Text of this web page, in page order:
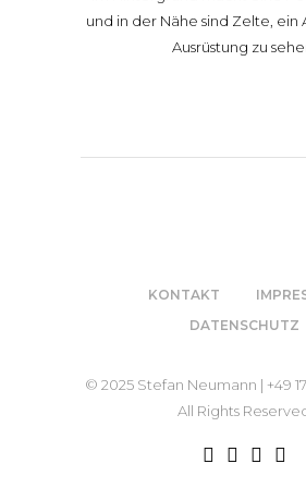
KONTAKT
DATENSCHUTZ
© 2025 Stefan Neumann | +49
All Rights